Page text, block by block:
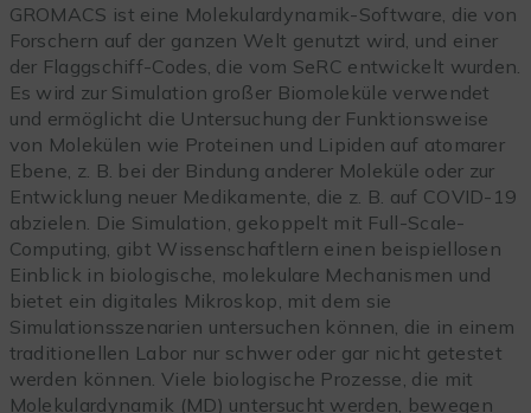
GROMACS ist eine Molekulardynamik-Software, die von
Forschern auf der ganzen Welt genutzt wird, und einer
der Flaggschiff-Codes, die vom SeRC entwickelt wurden.
Es wird zur Simulation großer Biomoleküle verwendet
und ermöglicht die Untersuchung der Funktionsweise
von Molekülen wie Proteinen und Lipiden auf atomarer
Ebene, z. B. bei der Bindung anderer Moleküle oder zur
Entwicklung neuer Medikamente, die z. B. auf COVID-19
abzielen. Die Simulation, gekoppelt mit Full-Scale-
Computing, gibt Wissenschaftlern einen beispiellosen
Einblick in biologische, molekulare Mechanismen und
bietet ein digitales Mikroskop, mit dem sie
Simulationsszenarien untersuchen können, die in einem
traditionellen Labor nur schwer oder gar nicht getestet
werden können. Viele biologische Prozesse, die mit
Molekulardynamik (MD) untersucht werden, bewegen